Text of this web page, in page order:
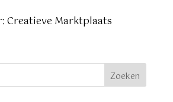
Creatieve Marktplaats
Zoeken